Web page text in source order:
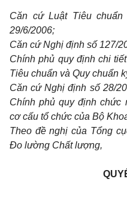
Căn cứ Luật Tiêu
29/6/2006;
Căn cứ Nghị định số 127/
Chính phủ quy định chi
Tiêu chuẩn và Quy chuẩn
Căn cứ Nghị định số 28/
Chính phủ quy định chức
cơ cấu tổ chức của Bộ
Theo đề nghị của Tổng
Đo lường Chất lượng,